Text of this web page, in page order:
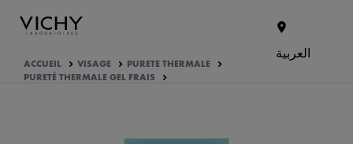
العربية
ACCUEIL VISAGE
PURETE THERMALE
PURETÉ THERMALE GEL FRAIS